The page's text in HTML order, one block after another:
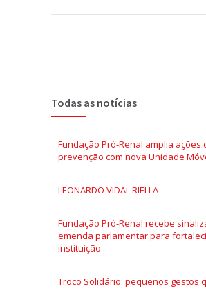
Todas as notícias
Fundação Pró-Renal amplia ações
prevenção com nova Unidade
LEONARDO VIDAL RIELLA
Fundação Pró-Renal recebe
emenda parlamentar para
instituição
Troco Solidário: pequenos gestos